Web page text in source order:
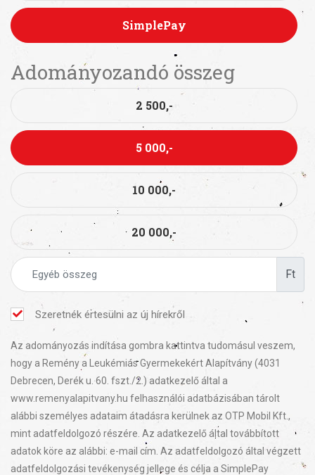
SimplePay
Adományozandó összeg
2 500,-
5 000,-
10 000,-
20 000,-
Ft
Szeretnék értesülni az új hírekről
Az adományozás indítása gombra kattintva tudomásul veszem,
hogy a Remény a Leukémiás Gyermekekért Alapítvány (4031
Debrecen, Derék u. 60. fszt./2.) adatkezelő által a
www.remenyalapitvany.hu felhasználói adatbázisában tárolt
alábbi személyes adataim átadásra kerülnek az OTP Mobil Kft.,
mint adatfeldolgozó részére. Az adatkezelő által továbbított
adatok köre az alábbi: e-mail cím. Az adatfeldolgozó által végzett
adatfeldolgozási tevékenység jellege és célja a SimplePay